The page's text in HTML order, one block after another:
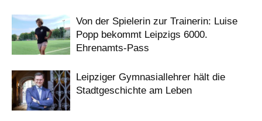
Von der Spielerin zur Trainerin: Luise
Popp bekommt Leipzigs 6000.
Ehrenamts-Pass
Leipziger Gymnasiallehrer hält die
Stadtgeschichte am Leben